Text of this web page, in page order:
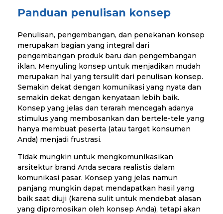
Panduan penulisan konsep
Penulisan, pengembangan, dan penekanan konsep
merupakan bagian yang integral dari
pengembangan produk baru dan pengembangan
iklan. Menyuling konsep untuk menjadikan mudah
merupakan hal yang tersulit dari penulisan konsep.
Semakin dekat dengan komunikasi yang nyata dan
semakin dekat dengan kenyataan lebih baik.
Konsep yang jelas dan terarah mencegah adanya
stimulus yang membosankan dan bertele-tele yang
hanya membuat peserta (atau target konsumen
Anda) menjadi frustrasi.
Tidak mungkin untuk mengkomunikasikan
arsitektur brand Anda secara realistis dalam
komunikasi pasar. Konsep yang jelas namun
panjang mungkin dapat mendapatkan hasil yang
baik saat diuji (karena sulit untuk mendebat alasan
yang dipromosikan oleh konsep Anda), tetapi akan